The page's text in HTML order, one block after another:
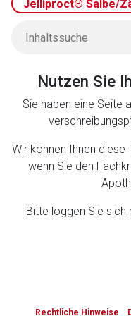
Jelliproct® Salbe/
Nutzen Sie
Sie haben eine Seite
Wir können Ihnen
wenn Sie den
Bitte loggen Sie sich
Rechtliche Hinweise